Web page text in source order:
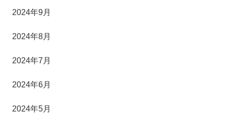
2024年9月
2024年8月
2024年7月
2024年6月
2024年5月